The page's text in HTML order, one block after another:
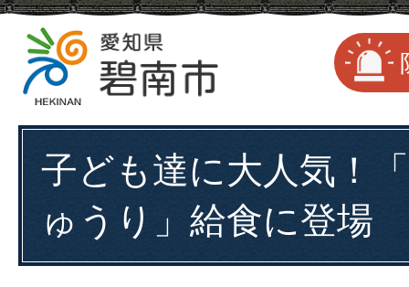
子ども達に大人気！
ゅうり」給食に登場